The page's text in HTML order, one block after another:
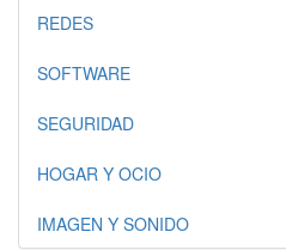
REDES
SOFTWARE
SEGURIDAD
HOGAR Y OCIO
IMAGEN Y SONIDO